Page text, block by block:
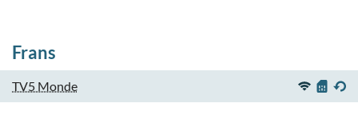
Frans
TV5 Monde